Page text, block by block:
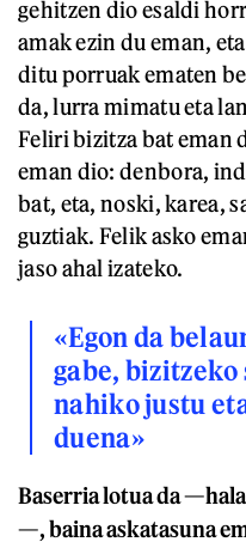
gehitzen dio esaldi
amak ezin du eman,
ditu porruak ematen
da, lurra mimatu eta
Feliri bizitza bat eman
eman dio: denbora,
bat, eta, noski, karea,
guztiak. Felik asko
jaso ahal izateko.
«Egon da
gabe,
nahiko justu
duena»
Baserria lotua da
—, baina askatasuna